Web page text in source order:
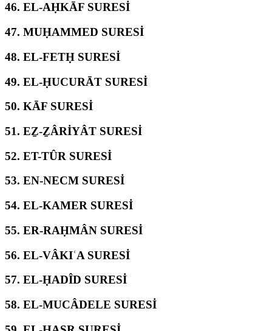
46. EL-AḤKĀF SURESİ
47. MUḤAMMED SURESİ
48. EL-FETḤ SURESİ
49. EL-ḤUCURĀT SURESİ
50. KĀF SURESİ
51. EẔ-ẔÂRİYÂT SURESİ
52. ET-TÛR SURESİ
53. EN-NECM SURESİ
54. EL-KAMER SURESİ
55. ER-RAḤMÂN SURESİ
56. EL-VÂKIʿA SURESİ
57. EL-ḤADÎD SURESİ
58. EL-MUCÂDELE SURESİ